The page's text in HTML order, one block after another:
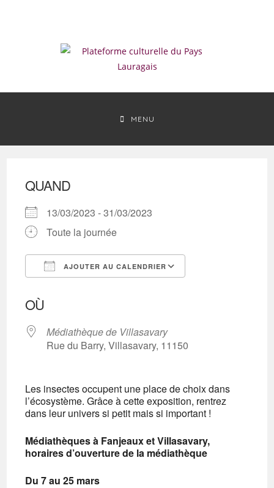
MENU
QUAND
13/03/2023 - 31/03/2023
Toute la journée
AJOUTER AU CALENDRIER
OÙ
Médiathèque de Villasavary
Rue du Barry, Villasavary, 11150
Les insectes occupent une place de choix dans
l’écosystème. Grâce à cette exposition, rentrez
dans leur univers si petit mais si important !
Médiathèques à Fanjeaux etVillasavary,
horaires d’ouverture de la médiathèque
Du 7 au 25 mars